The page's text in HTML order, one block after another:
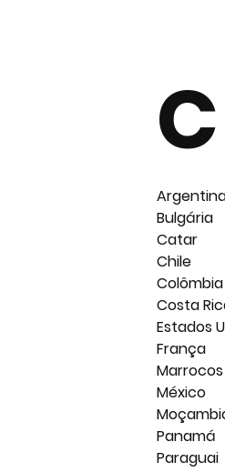
C
Bulgária
Catar
Chile
Colômbia
Costa
Estados
França
Marrocos
México
Panamá
Paraguai